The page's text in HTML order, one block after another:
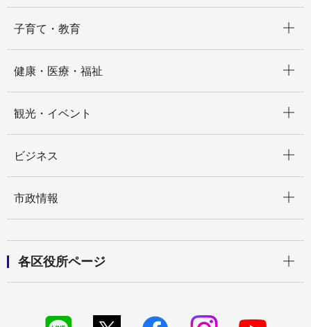
子育て・教育
健康・医療・福祉
観光・イベント
ビジネス
市政情報
各区役所ページ